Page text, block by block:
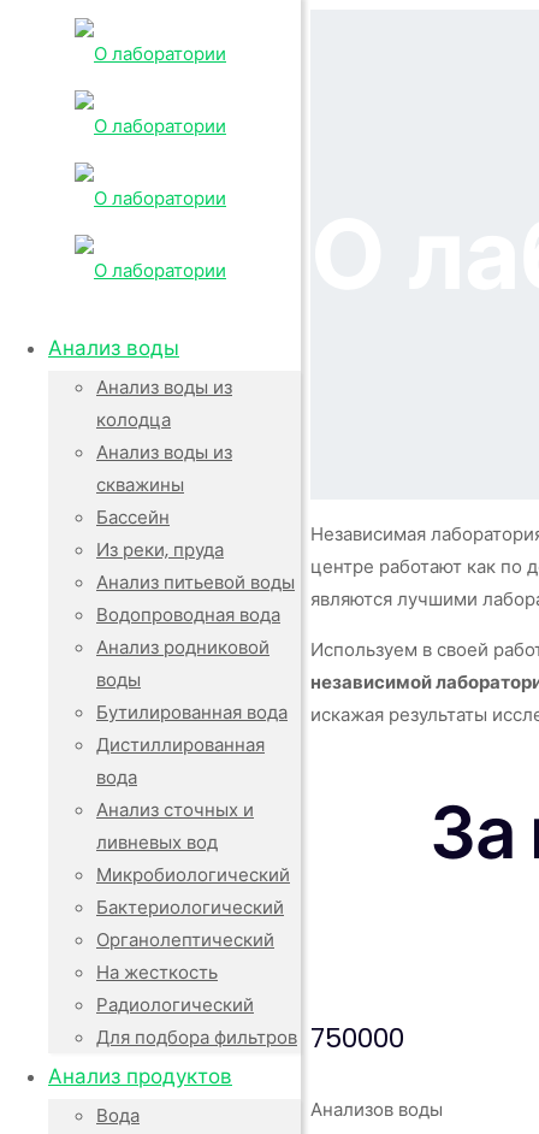
Анализ воды
Анализ воды из
колодца
Анализ воды из
скважины
Бассейн
Из реки, пруда
Анализ питьевой воды
Водопроводная вода
Анализ родниковой
воды
Бутилированная вода
Дистиллированная
вода
Анализ сточных и
ливневых вод
Микробиологический
Бактериологический
Органолептический
На жесткость
Радиологический
Для подбора фильтров
Анализ продуктов
Вода
Независимая
центре работают как по
являются лучшими
Используем в своей
независимой
искажая результаты
За
750000
Анализов воды